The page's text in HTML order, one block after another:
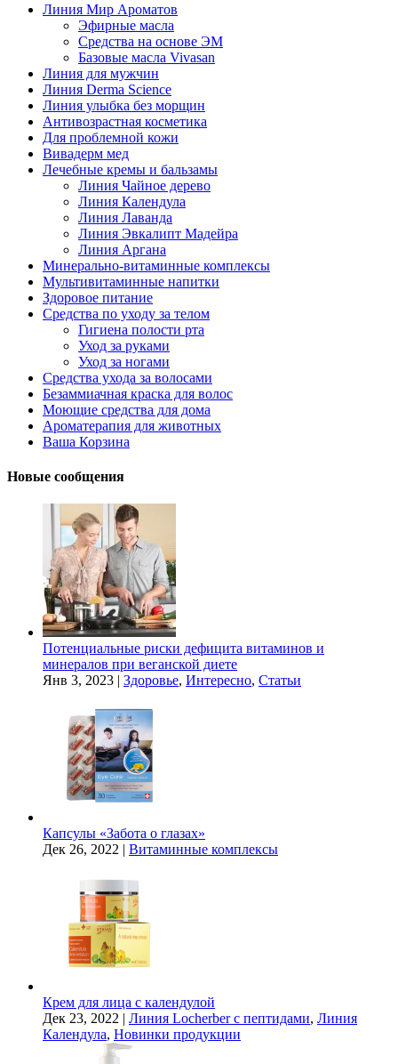
Линия Мир Ароматов
Эфирные масла
Средства на основе ЭМ
Базовые масла Vivasan
Линия для мужчин
Линия Derma Science
Линия улыбка без морщин
Антивозрастная косметика
Для проблемной кожи
Вивадерм мед
Лечебные кремы и бальзамы
Линия Чайное дерево
Линия Календула
Линия Лаванда
Линия Эвкалипт Мадейра
Линия Аргана
Минерально-витаминные комплексы
Мультивитаминные напитки
Здоровое питание
Средства по уходу за телом
Гигиена полости рта
Уход за руками
Уход за ногами
Средства ухода за волосами
Безаммиачная краска для волос
Моющие средства для дома
Ароматерапия для животных
Ваша Корзина
Новые сообщения
Потенциальные риски дефицита витаминов и
минералов при веганской диете
Янв 3, 2023 | Здоровье, Интересно, Статьи
Капсулы «Забота о глазах»
Дек 26, 2022 | Витаминные комплексы
Крем для лица с календулой
Дек 23, 2022 | Линия Locherber с пептидами, Линия
Календула, Новинки продукции